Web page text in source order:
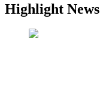
Highlight News